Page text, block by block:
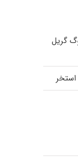
گریل
استخر